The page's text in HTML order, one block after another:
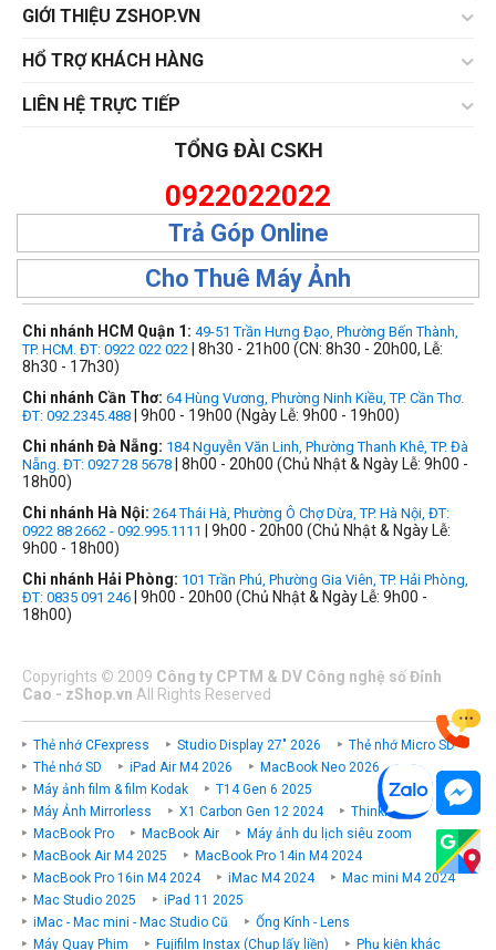
GIỚI THIỆU ZSHOP.VN
HỔ TRỢ KHÁCH HÀNG
LIÊN HỆ TRỰC TIẾP
TỔNG ĐÀI CSKH
0922022022
Trả Góp Online
Cho Thuê Máy Ảnh
Chi nhánh HCM Quận 1: 49-51 Trần Hưng Đạo, Phường Bến Thành,
TP. HCM. ĐT: 0922 022 022 | 8h30 - 21h00 (CN: 8h30 - 20h00, Lễ:
8h30 - 17h30)
Chi nhánh Cần Thơ: 64 Hùng Vương, Phường Ninh Kiều, TP. Cần Thơ.
ĐT: 092.2345.488 | 9h00 - 19h00 (Ngày Lễ: 9h00 - 19h00)
Chi nhánh Đà Nẵng: 184 Nguyễn Văn Linh, Phường Thanh Khê, TP. Đà
Nẵng. ĐT: 0927 28 5678 | 8h00 - 20h00 (Chủ Nhật & Ngày Lễ: 9h00 -
18h00)
Chi nhánh Hà Nội: 264 Thái Hà, Phường Ô Chợ Dừa, TP. Hà Nội, ĐT:
0922 88 2662 - 092.995.1111
| 9h00 - 20h00 (Chủ Nhật & Ngày Lễ:
9h00 - 18h00)
Chi nhánh Hải Phòng: 101 Trần Phú, Phường Gia Viên, TP. Hải Phòng,
ĐT: 0835 091 246 | 9h00 - 20h00 (Chủ Nhật & Ngày Lễ: 9h00 -
18h00)
Copyrights © 2009 Công ty CPTM & DV Công nghệ số Đỉnh
Cao - zShop.vn All Rights Reserved
Thẻ nhớ CFexpress Studio Display 27" 2026
Thẻ nhớ Micro SD
Thẻ nhớ SD
iPad Air M4 2026
MacBook Neo 2026
Máy ảnh film & film Kodak
T14 Gen 6 2025
Máy Ảnh Mirrorless
X1 Carbon Gen 12 2024
ThinkPad P
MacBook Pro
MacBook Air
Máy ảnh du lịch siêu zoom
MacBook Air M4 2025
MacBook Pro 14in M4 2024
MacBook Pro 16in M4 2024
iMac M4 2024
Mac mini M4 2024
Mac Studio 2025
iPad 11 2025
iMac - Mac mini - Mac Studio Cũ
Ống Kính - Lens
Máy Quay Phim
Fujifilm Instax (Chụp lấy liền) Phụ kiện khác